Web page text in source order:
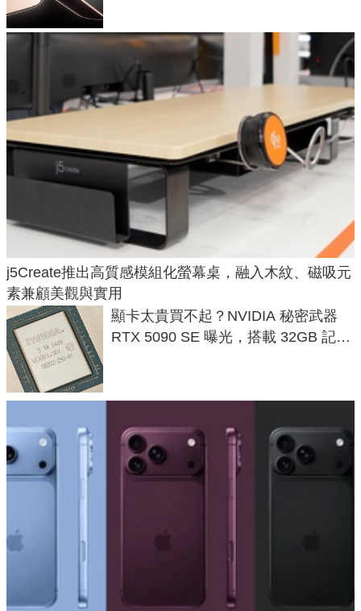
j5Create推出高質感模組化螢幕桌，融入木紋、磁吸元
素兼顧美觀與實用
顯卡太貴買不起？NVIDIA 秘密武器
RTX 5090 SE 曝光，搭載 32GB 記憶